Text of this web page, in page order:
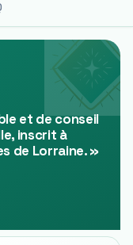
et de conseil
inscrit à
de Lorraine.»